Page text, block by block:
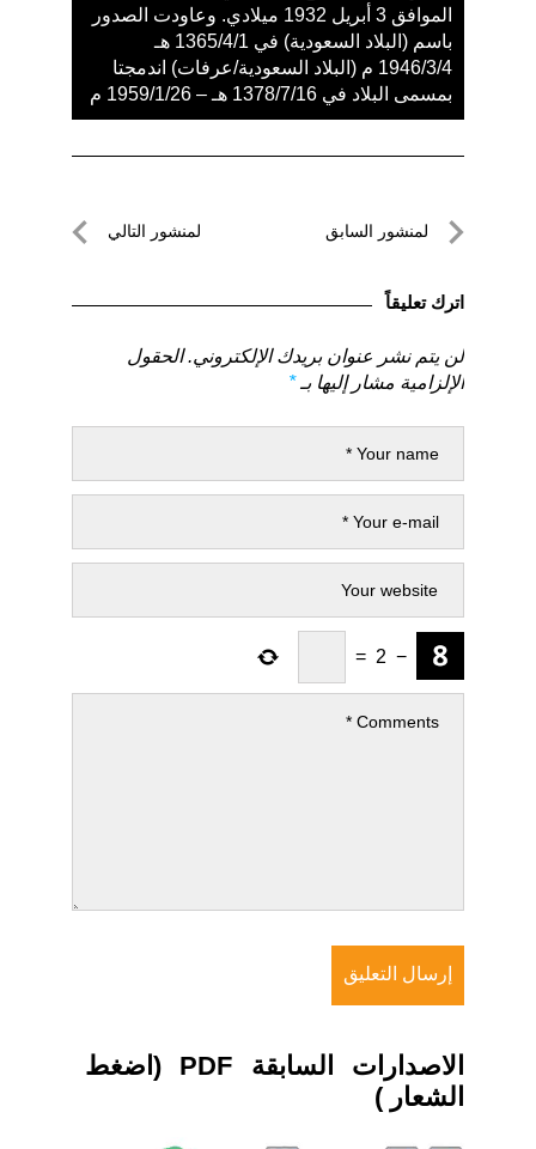
الموافق 3 أبريل 1932 ميلادي. وعاودت الصدور
باسم (البلاد السعودية) في 1365/4/1 هـ
1946/3/4 م (البلاد السعودية/عرفات) اندمجتا
بمسمى البلاد في 1378/7/16 هـ – 1959/1/26 م
تصفّحلمنشور السابق
السابق
لمنشور التالي
اترك تعليقاً
لن يتم نشر عنوان بريدك الإلكتروني. الحقول
الإلزامية مشار إليها بـ*
−
2
=
الاصدارات السابقة PDF (اضغط
الشعار )